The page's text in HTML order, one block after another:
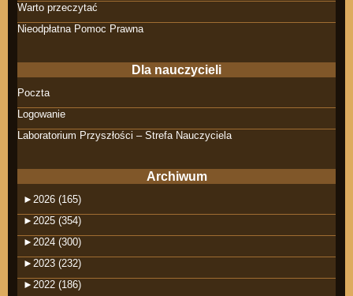
Warto przeczytać
Nieodpłatna Pomoc Prawna
Dla nauczycieli
Poczta
Logowanie
Laboratorium Przyszłości – Strefa Nauczyciela
Archiwum
► 2026 (165)
► 2025 (354)
► 2024 (300)
► 2023 (232)
► 2022 (186)